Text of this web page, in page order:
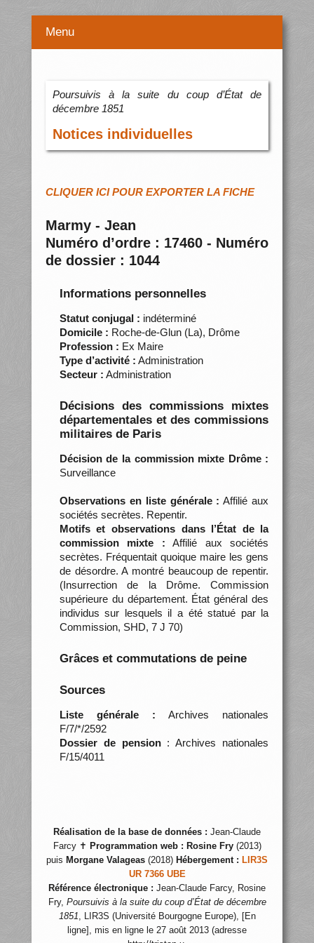
Menu
Poursuivis à la suite du coup d’État de
décembre 1851
Notices individuelles
CLIQUER ICI POUR EXPORTER LA FICHE
Marmy - Jean
Numéro d’ordre : 17460 - Numéro
de dossier : 1044
Informations personnelles
Statut conjugal : indéterminé
Domicile : Roche-de-Glun (La), Drôme
Profession : Ex Maire
Type d’activité : Administration
Secteur : Administration
Décisions des commissions mixtes
départementales et des commissions
militaires de Paris
Décision de la commission mixte Drôme :
Surveillance
Observations en liste générale : Affilié aux
sociétés secrètes. Repentir.
Motifs et observations dans l’État de la
commission mixte : Affilié aux sociétés
secrètes. Fréquentait quoique maire les gens
de désordre. A montré beaucoup de repentir.
(Insurrection de la Drôme. Commission
supérieure du département. État général des
individus sur lesquels il a été statué par la
Commission, SHD, 7 J 70)
Grâces et commutations de peine
Sources
Liste générale : Archives nationales
F/7/*/2592
Dossier de pension: Archives nationales
F/15/4011
Réalisation de la base de données : Jean-Claude
Farcy ✝ Programmation web : Rosine Fry(2013)
puis Morgane Valageas (2018) Hébergement : LIR3S
UR 7366 UBE
Référence électronique : Jean-Claude Farcy, Rosine
Fry, Poursuivis à la suite du coup d’État de décembre
1851, LIR3S (Université Bourgogne Europe), [En
ligne], mis en ligne le 27 août 2013 (adresse